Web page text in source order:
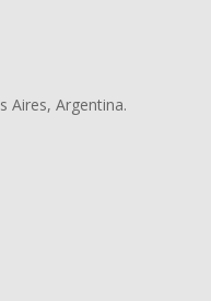
Aires, Argentina.